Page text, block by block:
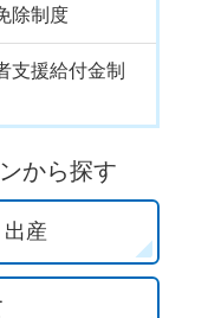
除制度
支援給付金制
から探す
産